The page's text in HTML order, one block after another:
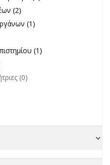
φορέων filter
(2)
Οργάνων filter
(1)
Πανεπιστημίου filter
(1)
filter
(0)